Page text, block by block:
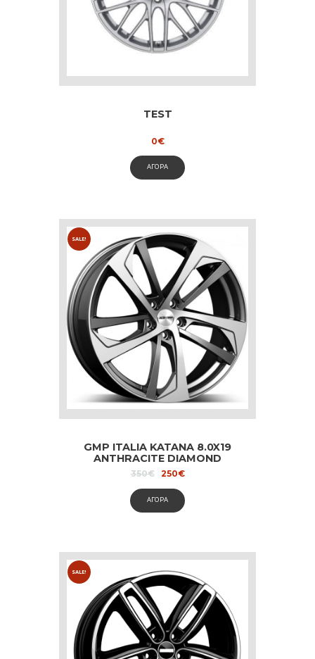
TEST
0€
ΑΓΟΡΑ
SALE!
GMP ITALIA KATANA 8.0X19
ANTHRACITE DIAMOND
dedicated to Audi and Volvo
350€
Original
was:
350€.
250€Current
is:
250€.
ΑΓΟΡΑ
SALE!